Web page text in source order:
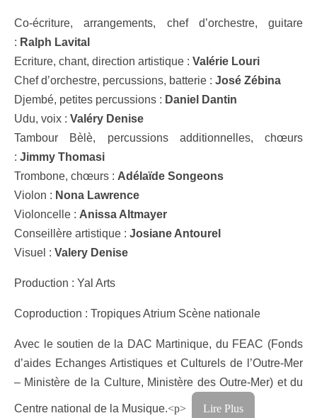
Co-écriture, arrangements, chef d’orchestre, guitare
: Ralph Lavital
Ecriture, chant, direction artistique : Valérie Louri
Chef d’orchestre, percussions, batterie : José Zébina
Djembé, petites percussions : Daniel Dantin
Udu, voix : Valéry Denise
Tambour Bèlè, percussions additionnelles, chœurs
: Jimmy Thomasi
Trombone, chœurs : Adélaïde Songeons
Violon : Nona Lawrence
Violoncelle : Anissa Altmayer
Conseillère artistique : Josiane Antourel
Visuel : Valery Denise
Production : Yal Arts
Coproduction : Tropiques Atrium Scène nationale
Avec le soutien de la DAC Martinique, du FEAC (Fonds
d’aides Echanges Artistiques et Culturels de l’Outre-Mer
– Ministère de la Culture, Ministère des Outre-Mer) et du
Centre national de la Musique.<p> Lire Plus